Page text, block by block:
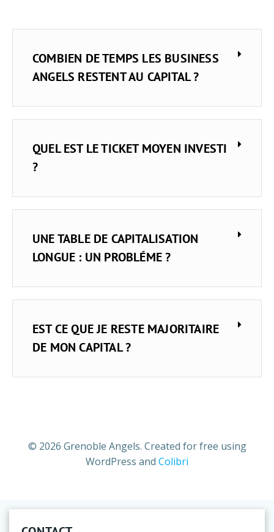
COMBIEN DE TEMPS LES BUSINESS
ANGELS RESTENT AU CAPITAL ?
QUEL EST LE TICKET MOYEN INVESTI
?
UNE TABLE DE CAPITALISATION
LONGUE : UN PROBLÉME ?
EST CE QUE JE RESTE MAJORITAIRE
DE MON CAPITAL ?
© 2026 Grenoble Angels. Created for free using
WordPress and Colibri